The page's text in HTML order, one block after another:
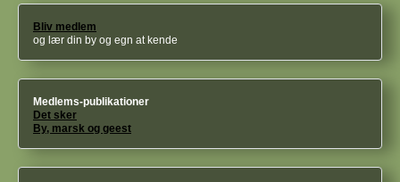
Bliv medlem
og lær din by og egn at kende
Medlems-publikationer
Det sker
By, marsk og geest